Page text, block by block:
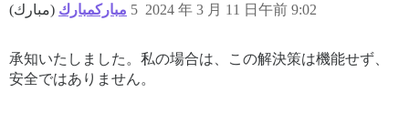
مباركمبارك 2024 年 3 月 11 日午前 9:02
5
承知いたしました。私の場合は、この解決策は機能せず、
安全ではありません。